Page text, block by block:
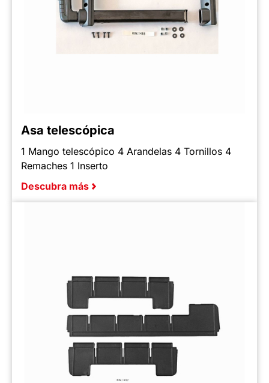
Asa telescópica
1 Mango telescópico 4 Arandelas 4 Tornillos 4
Remaches 1 Inserto
Descubra más